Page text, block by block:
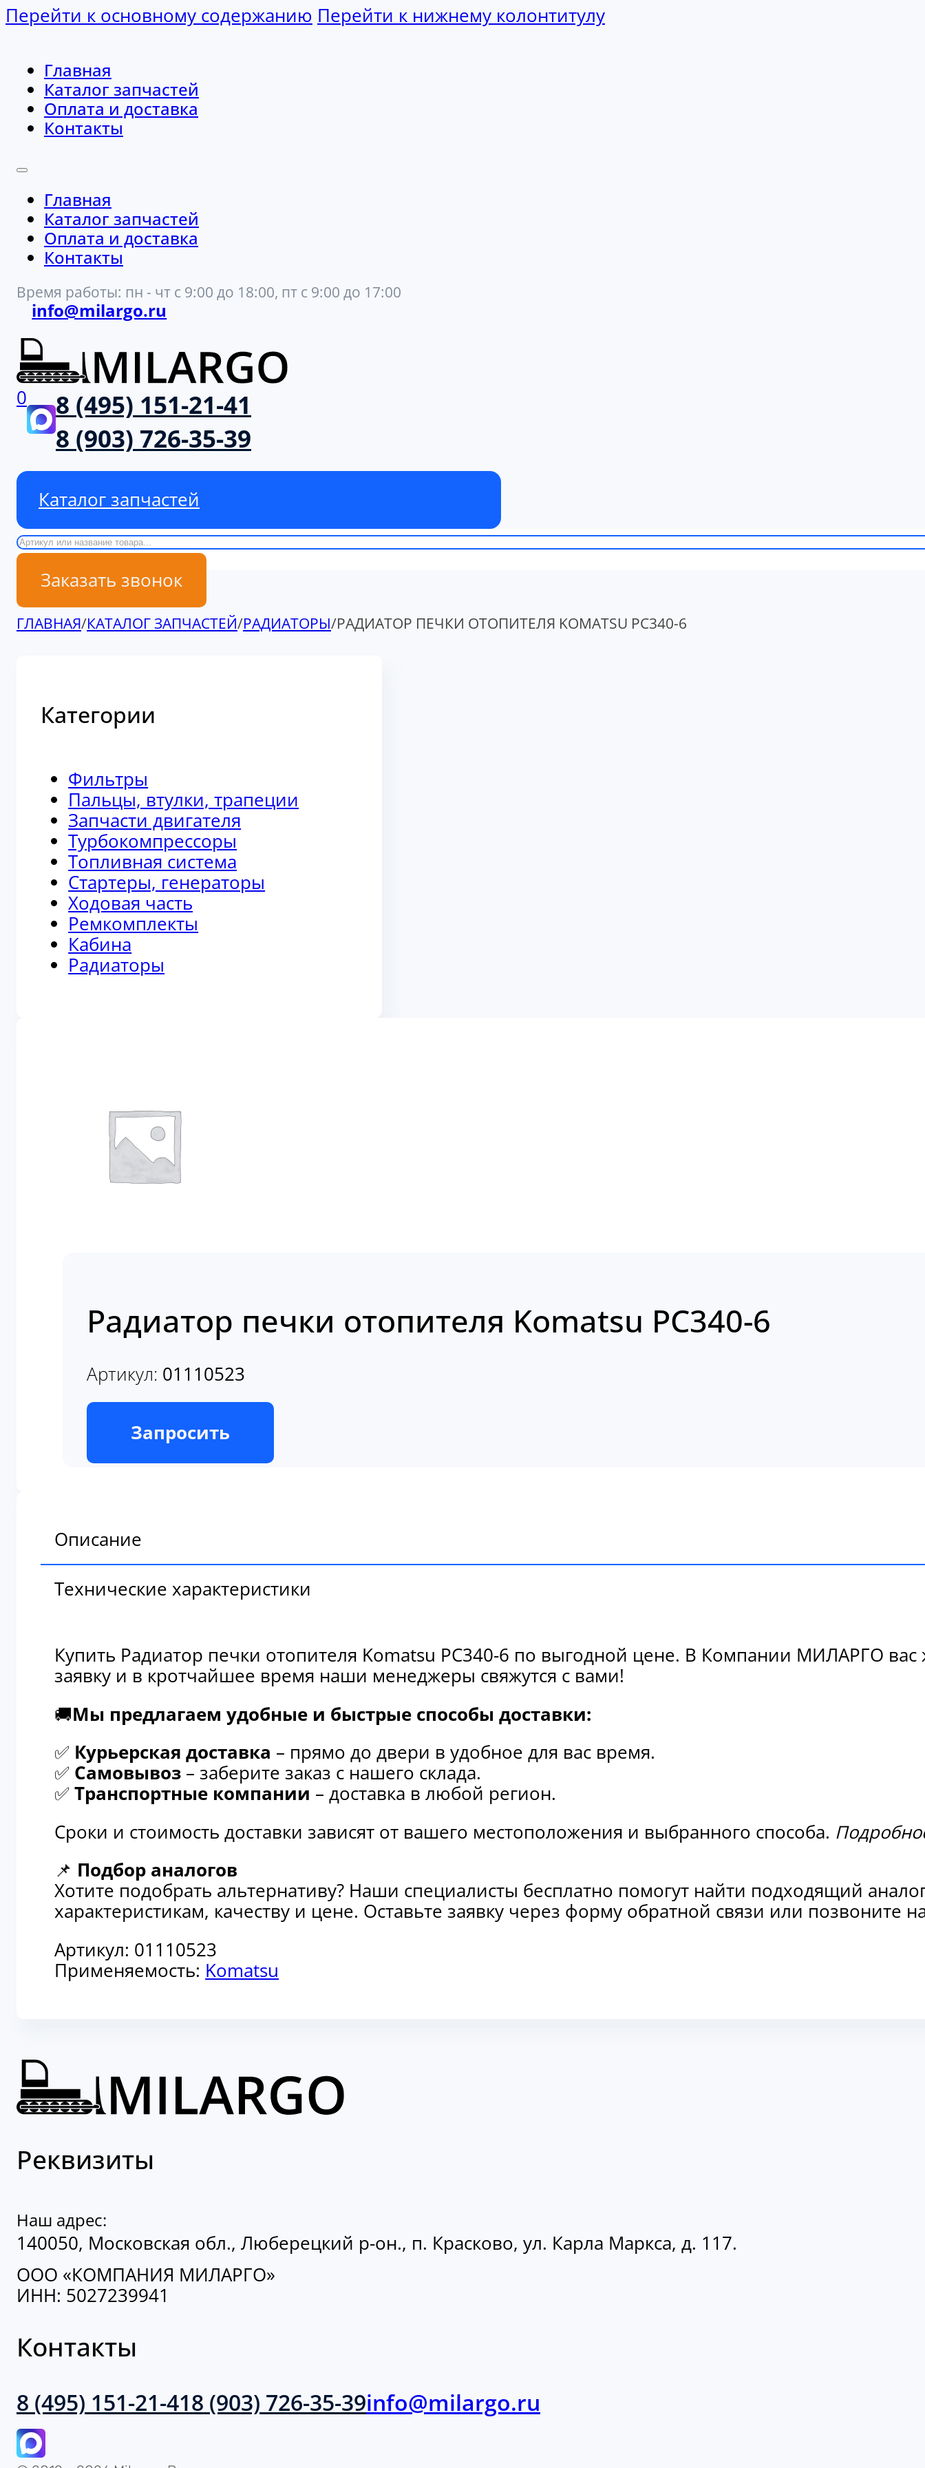
Перейти к основному содержанию Перейти к нижнему колонтитулу
Главная
Каталог запчастей
Оплата и доставка
Контакты
Главная
Каталог запчастей
Оплата и доставка
Контакты
Время работы: пн - чт с 9:00 до 18:00, пт с 9:00 до 17:00
info@milargo.ru
0
8 (495) 151-21-41
8 (903) 726-35-39
Каталог запчастей
Поиск
Заказать звонок
ГЛАВНАЯ/КАТАЛОГ ЗАПЧАСТЕЙ/РАДИАТОРЫ/РАДИАТОР ПЕЧКИ ОТОПИТЕЛЯ KOMATSU PC340-6
Категории
Фильтры
Пальцы, втулки, трапеции
Запчасти двигателя
Турбокомпрессоры
Топливная система
Стартеры, генераторы
Ходовая часть
Ремкомплекты
Кабина
Радиаторы
Радиатор печки отопителя Komatsu PC340-6
Артикул: 01110523
В наличии
Запросить
Описание
Технические характеристики
Купить Радиатор печки отопителя Komatsu PC340-6 по выгодной цене. В Компании МИЛАРГО
заявку и в кротчайшее время наши менеджеры свяжутся с вами!
🚚Мы предлагаем удобные и быстрые способы доставки:
✅ Курьерская доставка – прямо до двери в удобное для вас время.
✅ Самовывоз – заберите заказ с нашего склада.
✅ Транспортные компании – доставка в любой регион.
Сроки и стоимость доставки зависят от вашего местоположения и выбранного способа.
📌 Подбор аналогов
Хотите подобрать альтернативу? Наши специалисты бесплатно помогут найти подходящий
характеристикам, качеству и цене. Оставьте заявку через форму обратной связи или
Артикул: 01110523
Применяемость: Komatsu
Реквизиты
Наш адрес:
140050, Московская обл., Люберецкий р-он., п. Красково, ул. Карла Маркса, д. 117.
ООО «КОМПАНИЯ МИЛАРГО»
ИНН: 5027239941
Контакты
8 (495) 151-21-418 (903) 726-35-39info@milargo.ru